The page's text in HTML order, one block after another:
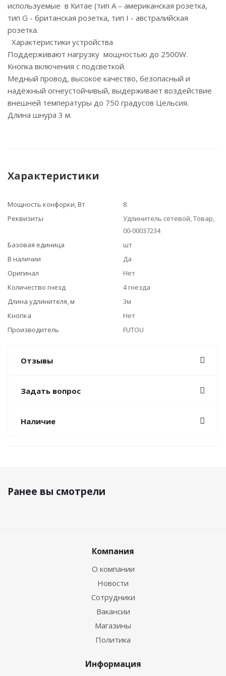
используемые в Китае (тип А – американская розетка,
тип G - британская розетка, тип I - австралийская
розетка.
Характеристики устройства
Поддерживают нагрузку мощностью до 2500W.
Кнопка включения с подсветкой.
Медный провод, высокое качество, безопасный и
надёжный огнеустойчивый, выдерживает воздействие
внешней температуры до 750 градусов Цельсия.
Длина шнура 3 м.
Характеристики
Мощность конфорки, Вт
8
Реквизиты
Удлинитель сетевой, Товар,
00-00037234
Базовая единица
шт
В наличии
Да
Оригинал
Нет
Количество гнезд
4 гнезда
Длина удлинителя, м
3м
Кнопка
Нет
Производитель
FUTOU
Отзывы
Задать вопрос
Наличие
Ранее вы смотрели
Компания
О компании
Новости
Сотрудники
Вакансии
Магазины
Политика
Информация